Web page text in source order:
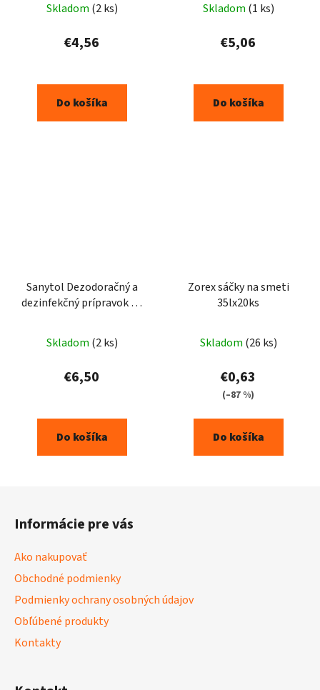
Skladom (2 ks)
€4,56
Do košíka
Skladom (1 ks)
€5,06
Do košíka
Sanytol Dezodoračný a
dezinfekčný prípravok na
Skladom (2 ks)
€6,50
Do košíka
Zorex sáčky na smeti
35lx20ks
Skladom (26 ks)
€0,63
(–87 %)
Do košíka
Informácie pre vás
Ako nakupovať
Obchodné podmienky
Podmienky ochrany osobných údajov
Obľúbené produkty
Kontakty